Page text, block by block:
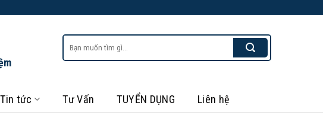
kiếm:
Tin tức Tư Vấn TUYỂN DỤNG Liên hệ